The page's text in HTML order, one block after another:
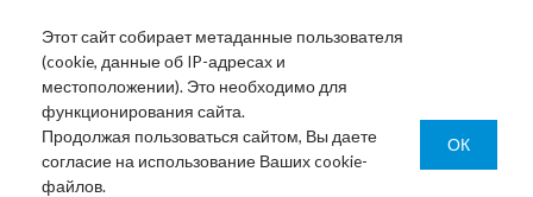
* Цены, указанные на сайте, носят исключительно
информативный характер и могут быть в любое время
изменены.
Окончательную информация необходимо уточнять у
администратора в регистратуре или по телефону:
+7 (343) 355-56-57.
© 1993-2026 ООО МО «Новая больница»
Этот сайт собирает метаданные пользователя
(cookie, данные об IP-адресах и
местоположении). Это необходимо для
функционирования сайта.
Продолжая пользоваться сайтом, Вы даете
согласие на использование Ваших cookie-
файлов.
ОК